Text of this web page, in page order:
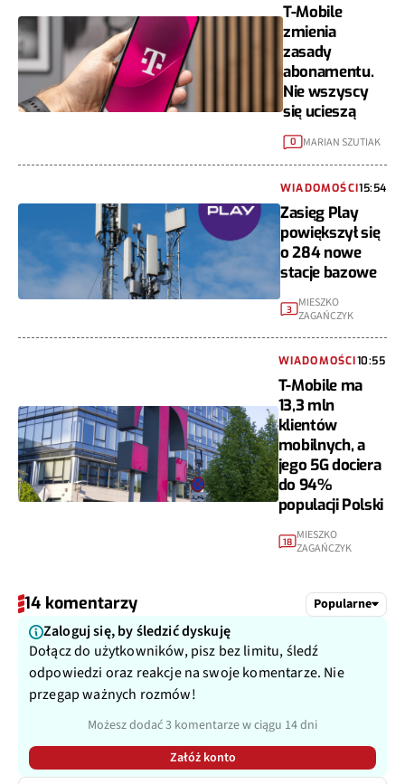
T-Mobile
zmienia
zasady
abonamentu.
Nie wszyscy
się ucieszą
0 MARIAN SZUTIAK
WIADOMOŚCI15:54
Zasięg Play
powiększył się
o 284 nowe
stacje bazowe
3
MIESZKO
ZAGAŃCZYK
WIADOMOŚCI10:55
T-Mobile ma
13,3 mln
klientów
mobilnych, a
jego 5G dociera
do 94%
populacji Polski
18 MIESZKO
ZAGAŃCZYK
14 komentarzy Popularne
Zaloguj się, by śledzić dyskuję
Dołącz do użytkowników, pisz bez limitu, śledź
odpowiedzi oraz reakcje na swoje komentarze. Nie
przegap ważnych rozmów!
Możesz dodać 3 komentarze w ciągu 14 dni
Załóż konto